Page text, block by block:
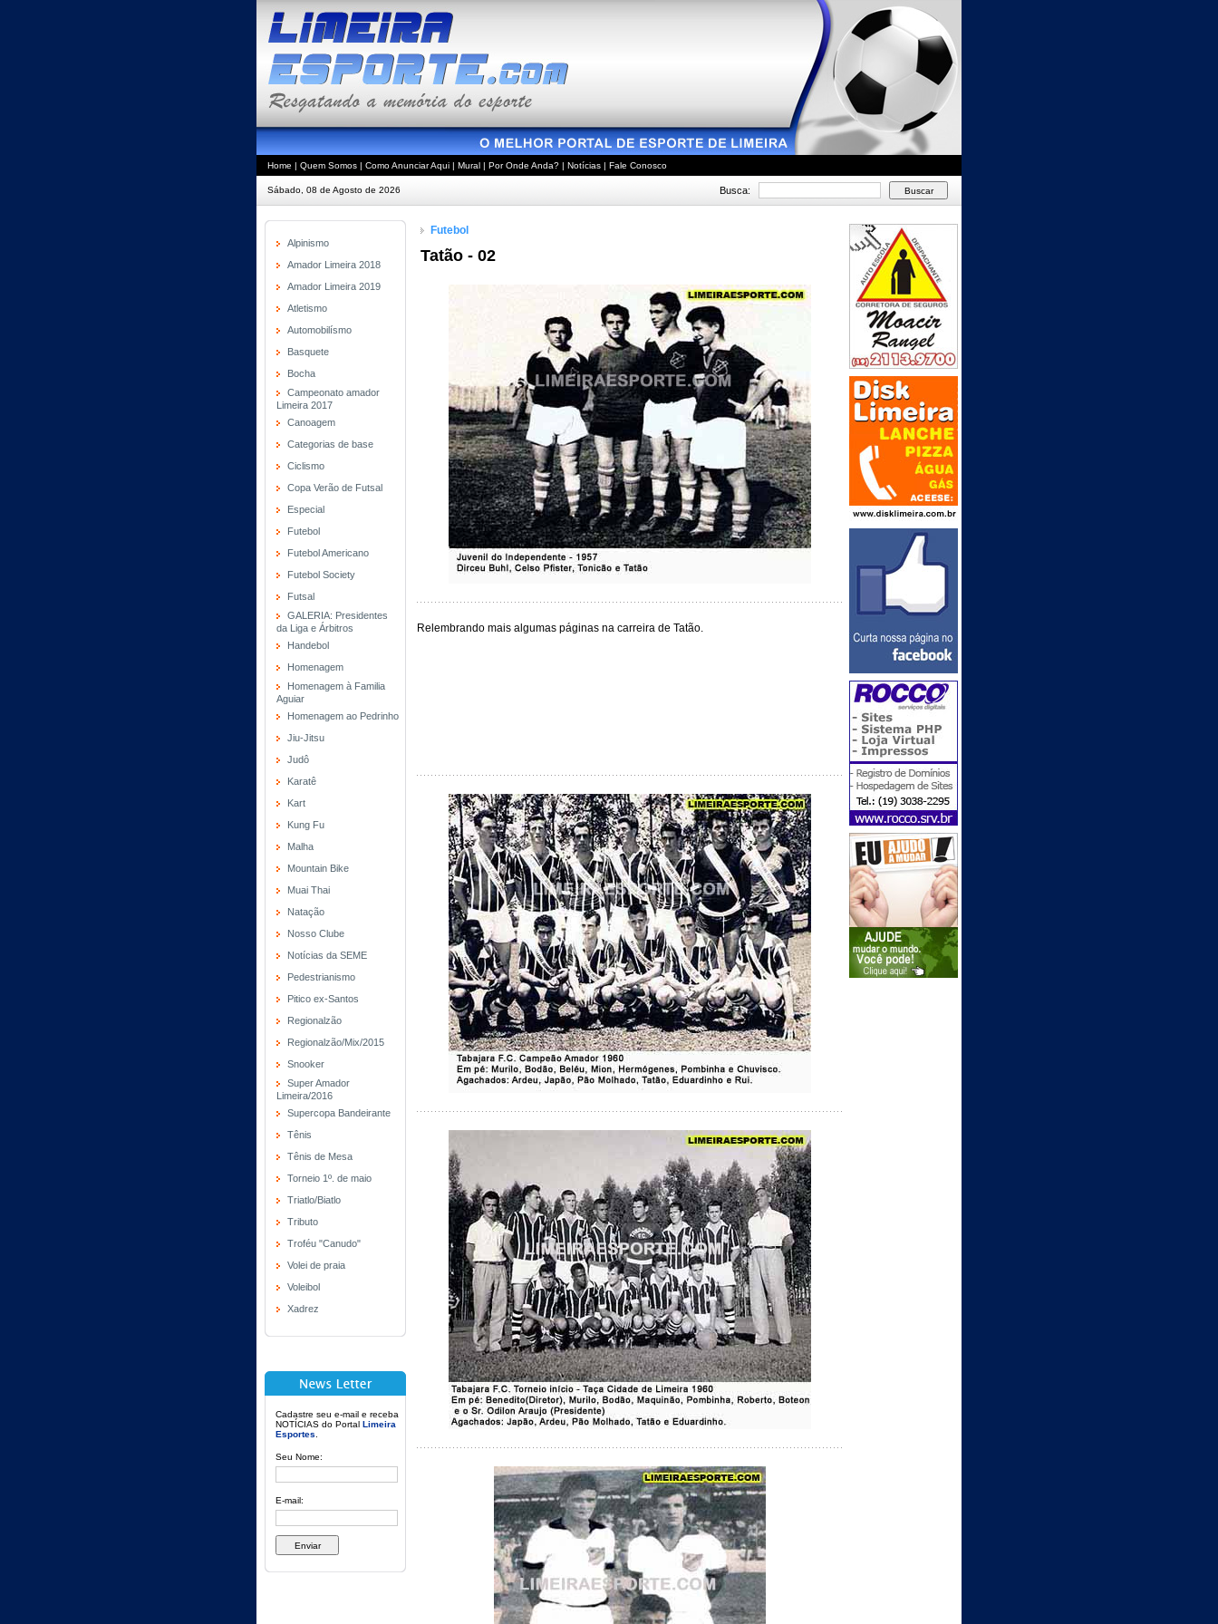
Home | Quem Somos | Como Anunciar Aqui | Mural | Por Onde Anda? | Notícias | Fale Conosco
Sábado, 08 de Agosto de 2026 Busca:
Alpinismo
Amador Limeira 2018
Amador Limeira 2019
Atletismo
Automobilísmo
Basquete
Bocha
Campeonato amador
Limeira 2017
Canoagem
Categorias de base
Ciclismo
Copa Verão de Futsal
Especial
Futebol
Futebol Americano
Futebol Society
Futsal
GALERIA: Presidentes
da Liga e Árbitros
Handebol
Homenagem
Homenagem à Familia
Aguiar
Homenagem ao Pedrinho
Jiu-Jitsu
Judô
Karatê
Kart
Kung Fu
Malha
Mountain Bike
Muai Thai
Natação
Nosso Clube
Notícias da SEME
Pedestrianismo
Pitico ex-Santos
Regionalzão
Regionalzão/Mix/2015
Snooker
Super Amador
Limeira/2016
Supercopa Bandeirante
Tênis
Tênis de Mesa
Torneio 1º. de maio
Triatlo/Biatlo
Tributo
Troféu "Canudo"
Volei de praia
Voleibol
Xadrez
Cadastre seu e-mail e receba
NOTÍCIAS do Portal Limeira
Esportes
Seu Nome:
E-mail:
Futebol
Tatão - 02
Relembrando mais algumas páginas na carreira de Tatão.